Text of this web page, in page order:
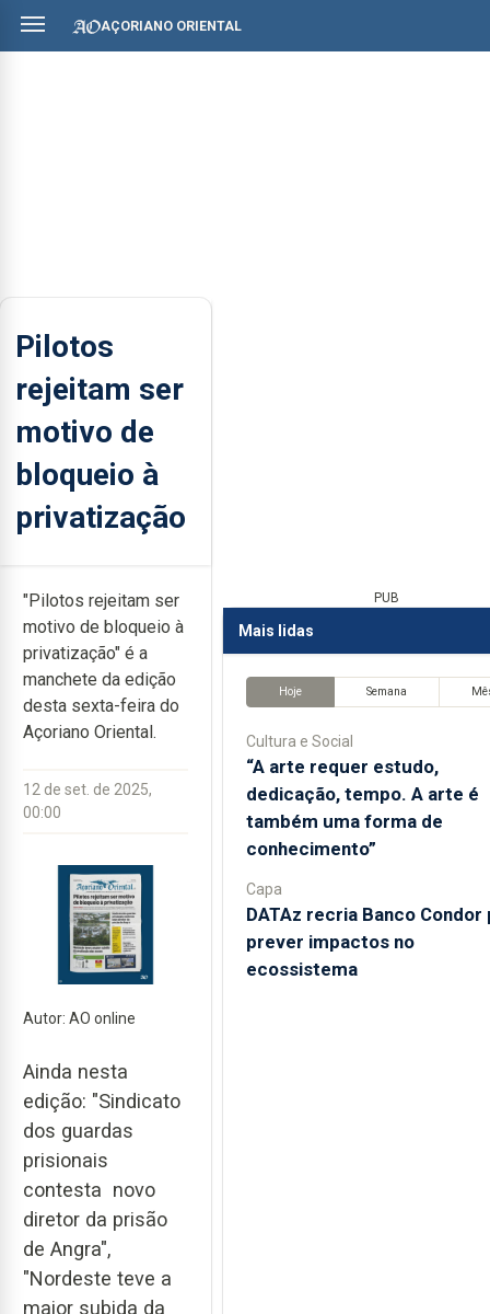
AÇORIANO ORIENTAL
Pilotos
rejeitam ser
motivo de
bloqueio à
privatização
"Pilotos rejeitam ser
motivo de bloqueio à
privatização" é a
manchete da edição
desta sexta-feira do
Açoriano Oriental.
12 de set. de 2025,
00:00
Autor: AO online
Ainda nesta
edição: "Sindicato
dos guardas
prisionais
contesta novo
diretor da prisão
de Angra",
"Nordeste teve a
maior subida da
PUB
Mais lidas
Hoje Semana
Cultura e Social
“A arte requer estudo,
dedicação, tempo. A arte é
também uma forma de
conhecimento”
Capa
DATAz recria Banco Condor
prever impactos no
ecossistema